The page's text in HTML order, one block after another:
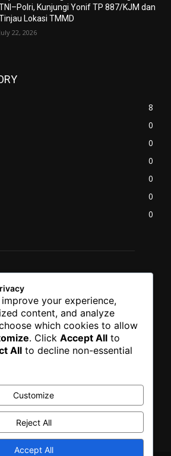
Kunjungi Yonif TP 887/KJM dan
Lokasi TMMD
July 22, 2026
8
0
0
0
0
0
0
your experience,
content, and analyze
which cookies to allow
. Click Accept All to
All to decline non-essential
Customize
Reject All
Accept All